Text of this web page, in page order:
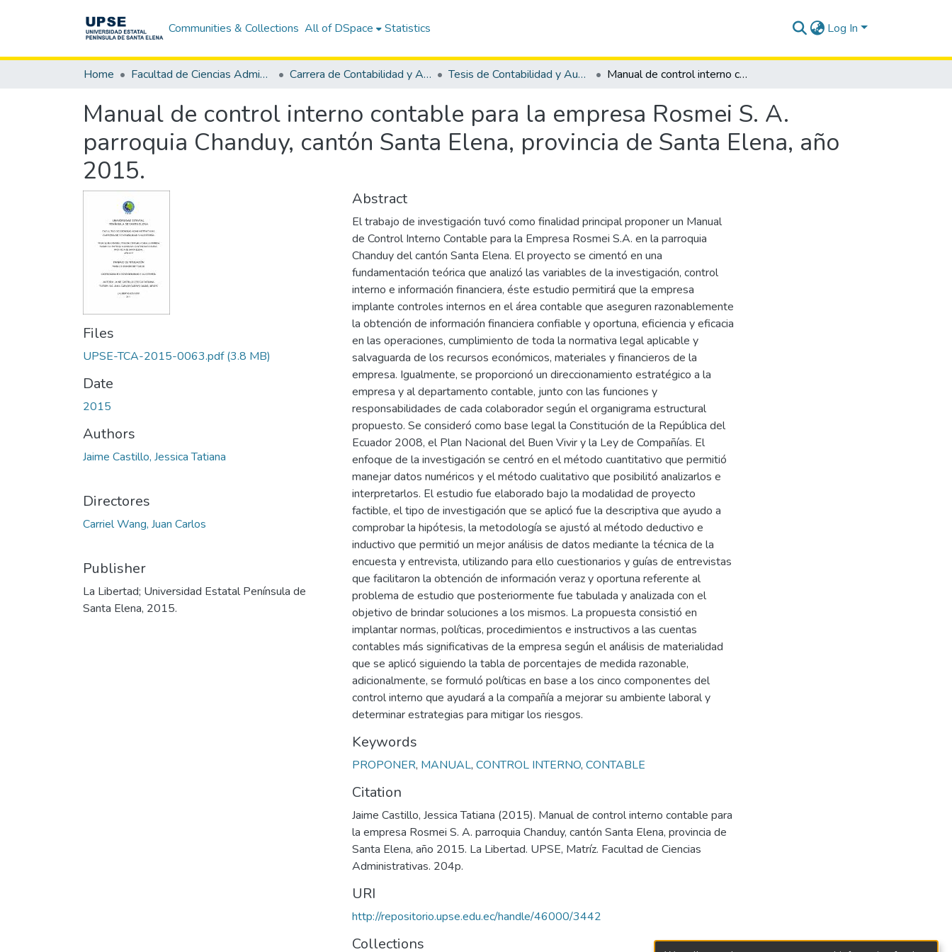
Communities & Collections All of DSpace Statistics Log In
Home Facultad de Ciencias Administrativas Carrera de Contabilidad y Auditoría Tesis de Contabilidad y Auditoría Manual de control interno contable para la empresa Rosmei S. A. parroquia Chanduy, cantón Santa Elena, provincia de Santa Elena, año 2015.
Manual de control interno contable para la empresa Rosmei S. A.
parroquia Chanduy, cantón Santa Elena, provincia de Santa Elena, año
2015.
Files
UPSE-TCA-2015-0063.pdf(3.8 MB)
Date
2015
Authors
Jaime Castillo, Jessica Tatiana
Directores
Carriel Wang, Juan Carlos
Publisher
La Libertad; Universidad Estatal Península de
Santa Elena, 2015.
Abstract
El trabajo de investigación tuvó como finalidad principal proponer un Manual
de Control Interno Contable para la Empresa Rosmei S.A. en la parroquia
Chanduy del cantón Santa Elena. El proyecto se cimentó en una
fundamentación teórica que analizó las variables de la investigación, control
interno e información financiera, éste estudio permitirá que la empresa
implante controles internos en el área contable que aseguren razonablemente
la obtención de información financiera confiable y oportuna, eficiencia y eficacia
en las operaciones, cumplimiento de toda la normativa legal aplicable y
salvaguarda de los recursos económicos, materiales y financieros de la
empresa. Igualmente, se proporcionó un direccionamiento estratégico a la
empresa y al departamento contable, junto con las funciones y
responsabilidades de cada colaborador según el organigrama estructural
propuesto. Se consideró como base legal la Constitución de la República del
Ecuador 2008, el Plan Nacional del Buen Vivir y la Ley de Compañías. El
enfoque de la investigación se centró en el método cuantitativo que permitió
manejar datos numéricos y el método cualitativo que posibilitó analizarlos e
interpretarlos. El estudio fue elaborado bajo la modalidad de proyecto
factible, el tipo de investigación que se aplicó fue la descriptiva que ayudo a
comprobar la hipótesis, la metodología se ajustó al método deductivo e
inductivo que permitió un mejor análisis de datos mediante la técnica de la
encuesta y entrevista, utilizando para ello cuestionarios y guías de entrevistas
que facilitaron la obtención de información veraz y oportuna referente al
problema de estudio que posteriormente fue tabulada y analizada con el
objetivo de brindar soluciones a los mismos. La propuesta consistió en
implantar normas, políticas, procedimientos e instructivos a las cuentas
contables más significativas de la empresa según el análisis de materialidad
que se aplicó siguiendo la tabla de porcentajes de medida razonable,
adicionalmente, se formuló políticas en base a los cinco componentes del
control interno que ayudará a la compañía a mejorar su ambiente laboral y
determinar estrategias para mitigar los riesgos.
Keywords
PROPONER, MANUAL, CONTROL INTERNO, CONTABLE
Citation
Jaime Castillo, Jessica Tatiana (2015). Manual de control interno contable para
la empresa Rosmei S. A. parroquia Chanduy, cantón Santa Elena, provincia de
Santa Elena, año 2015. La Libertad. UPSE, Matríz. Facultad de Ciencias
Administrativas. 204p.
URI
http://repositorio.upse.edu.ec/handle/46000/3442
Collections